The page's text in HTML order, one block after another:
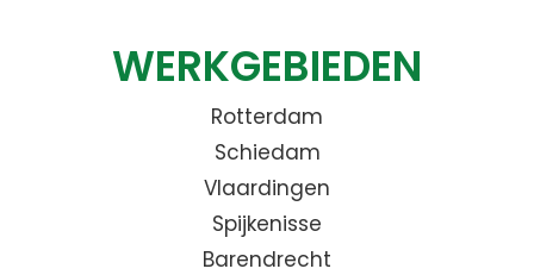
WERKGEBIEDEN
Rotterdam
Schiedam
Vlaardingen
Spijkenisse
Barendrecht